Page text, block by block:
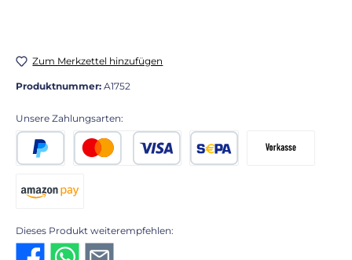
Zum Merkzettel hinzufügen
Produktnummer: A1752
Unsere Zahlungsarten:
Dieses Produkt weiterempfehlen: